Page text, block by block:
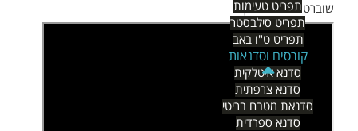
תפריט טעימות
תפריט סילבסטר
תפריט ט"ו באב
קורסים וסדנאות
סדנא איטלקית
סדנא צרפתית
סדנאת מטבח בריטי
סדנא ספרדית
שוברט על דג השמך